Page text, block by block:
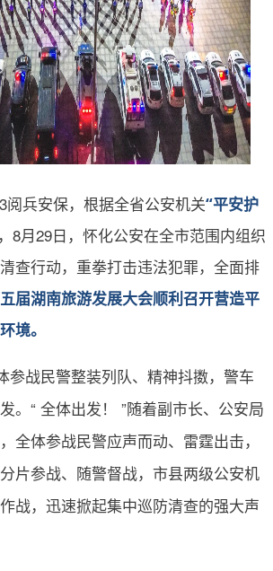
兵安保，根据全省公安机关“平安护
8月29日，怀化公安在全市范围内组织
查行动，重拳打击违法犯罪，全面排
届湖南旅游发展大会顺利召开营造平
境。
战民警整装列队、精神抖擞，警车
。 “ 全体出发！ ”随着副市长、公安局
全体参战民警应声而动、 雷霆出击，
片参战、随警督战，市县两级公安机
战，迅速掀起集中巡防清查的强大声